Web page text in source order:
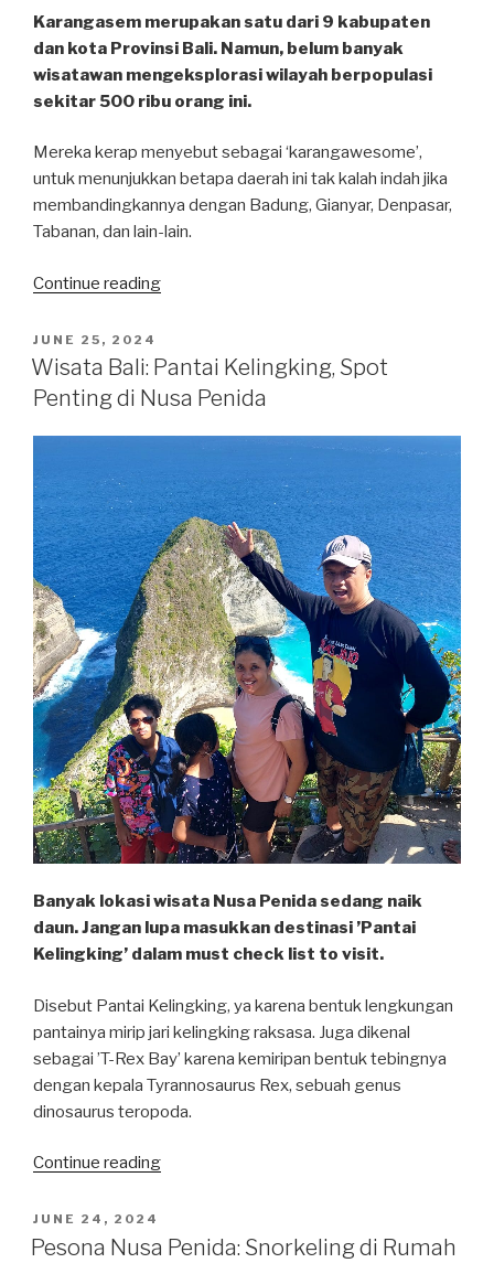
Karangasem merupakan satu dari 9 kabupaten
dan kota Provinsi Bali. Namun, belum banyak
wisatawan mengeksplorasi wilayah berpopulasi
sekitar 500 ribu orang ini.
Mereka kerap menyebut sebagai ‘karangawesome’,
untuk menunjukkan betapa daerah ini tak kalah indah jika
membandingkannya dengan Badung, Gianyar, Denpasar,
Tabanan, dan lain-lain.
Continue reading“Wisata
Lempuyang,
Andalan
Lain
‘Karangawesome’”
POSTED
ON
JUNE 25, 2024
Wisata Bali: Pantai Kelingking, Spot
Penting di Nusa Penida
Banyak lokasi wisata Nusa Penida sedang naik
daun. Jangan lupa masukkan destinasi ’Pantai
Kelingking’ dalam must check list to visit.
Disebut Pantai Kelingking, ya karena bentuk lengkungan
pantainya mirip jari kelingking raksasa. Juga dikenal
sebagai ’T-Rex Bay’ karena kemiripan bentuk tebingnya
dengan kepala Tyrannosaurus Rex, sebuah genus
dinosaurus teropoda.
Continue reading“Wisata
Kelingking,
POSTED
ON
JUNE 24, 2024
Pesona Nusa Penida: Snorkeling di Rumah